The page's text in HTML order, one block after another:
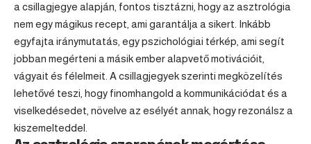
a csillagjegye alapján, fontos tisztázni, hogy az asztrológia
nem egy mágikus recept, ami garantálja a sikert. Inkább
egyfajta iránymutatás, egy pszichológiai térkép, ami segít
jobban megérteni a másik ember alapvető motivációit,
vágyait és félelmeit. A csillagjegyek szerinti megközelítés
lehetővé teszi, hogy finomhangold a kommunikációdat és a
viselkedésedet, növelve az esélyét annak, hogy rezonálsz a
kiszemelteddel.